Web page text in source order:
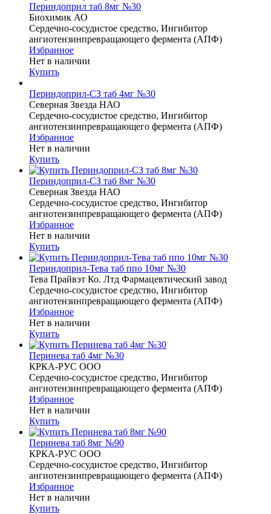
Периндоприл таб 8мг №30
Биохимик АО
Сердечно-сосудистое средство, Ингибитор
ангиотензинпревращающего фермента (АПФ)
Избранное
Нет в наличии
Купить
Периндоприл-СЗ таб 4мг №30
Северная Звезда НАО
Сердечно-сосудистое средство, Ингибитор
ангиотензинпревращающего фермента (АПФ)
Избранное
Нет в наличии
Купить
Периндоприл-СЗ таб 8мг №30
Северная Звезда НАО
Сердечно-сосудистое средство, Ингибитор
ангиотензинпревращающего фермента (АПФ)
Избранное
Нет в наличии
Купить
Периндоприл-Тева таб ппо 10мг №30
Тева Прайвэт Ко. Лтд Фармацевтический завод
Сердечно-сосудистое средство, Ингибитор
ангиотензинпревращающего фермента (АПФ)
Избранное
Нет в наличии
Купить
Перинева таб 4мг №30
КРКА-РУС ООО
Сердечно-сосудистое средство, Ингибитор
ангиотензинпревращающего фермента (АПФ)
Избранное
Нет в наличии
Купить
Перинева таб 8мг №90
КРКА-РУС ООО
Сердечно-сосудистое средство, Ингибитор
ангиотензинпревращающего фермента (АПФ)
Избранное
Нет в наличии
Купить